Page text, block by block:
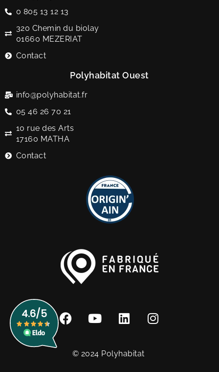
0 805 13 12 13
320 Chemin du biolay
01660 MEZERIAT
Contact
Polyhabitat Ouest
info@polyhabitat.fr
05 46 26 70 21
10 rue des Arts
17160 MATHA
Contact
© 2024 Polyhabitat